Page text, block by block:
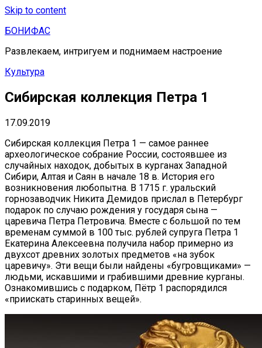
Skip to content
БОНИФАС
Развлекаем, интригуем и поднимаем настроение
Культура
Сибирская коллекция Петра 1
17.09.2019
Сибирская коллекция Петра 1 — самое раннее
археологическое собрание России, состоявшее из
случайных находок, добытых в курганах Западной
Сибири, Алтая и Саян в начале 18 в. История его
возникновения любопытна. В 1715 г. уральский
горнозаводчик Никита Демидов прислал в Петербург
подарок по случаю рождения у государя сына —
царевича Петра Петровича. Вместе с большой по тем
временам суммой в 100 тыс. рублей супруга Петра 1
Екатерина Алексеевна получила набор примерно из
двухсот древних золотых предметов «на зубок
царевичу». Эти вещи были найдены «бугровщиками» —
людьми, искавшими и грабившими древние курганы.
Ознакомившись с подарком, Пётр 1 распорядился
«приискать старинных вещей».